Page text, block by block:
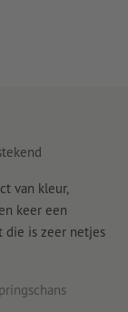
van kleur,
keer een
die is zeer netjes